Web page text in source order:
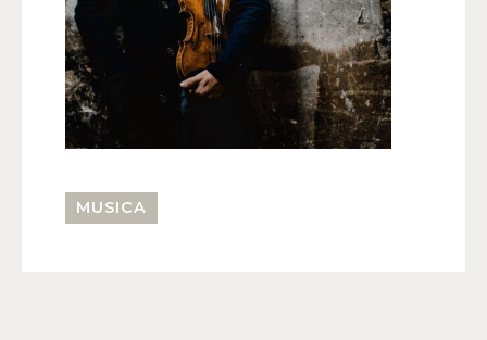
MUSICA